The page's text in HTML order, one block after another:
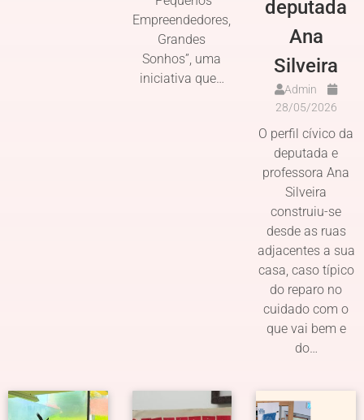
Empreendedores,
Grandes
Sonhos”, uma
iniciativa que…
deputada
Ana
Silveira
Admin
28/05/2026
O perfil cívico da
deputada e
professora Ana
Silveira
construiu-se
desde as ruas
adjacentes a sua
casa, caso típico
do reparo no
cuidado com o
que vai bem e
do…